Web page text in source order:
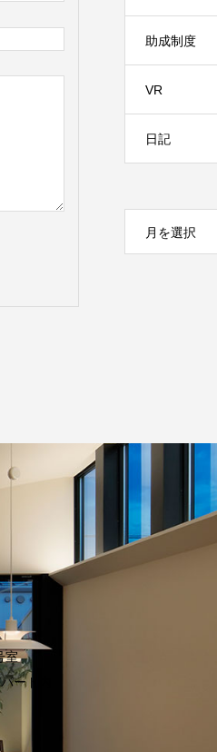
助成制度
VR
日記
月を選択
室
ート内